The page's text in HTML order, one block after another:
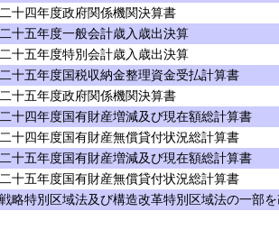
十四年度政府関係機関決算書
十五年度一般会計歳入歳出決算
十五年度特別会計歳入歳出決算
十五年度国税収納金整理資金受払計算書
十五年度政府関係機関決算書
十四年度国有財産増減及び現在額総計算書
十四年度国有財産無償貸付状況総計算書
十五年度国有財産増減及び現在額総計算書
十五年度国有財産無償貸付状況総計算書
略特別区域法及び構造改革特別区域法の一部